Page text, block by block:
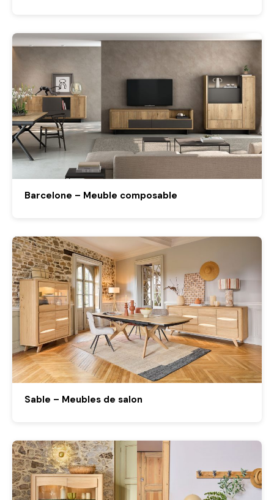
Barcelone – Meuble composable
Sable – Meubles de salon